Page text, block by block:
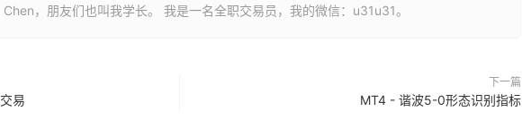
，朋友们也叫我学长。 我是一名全职交易员，我的微信：u31u31。
易
下一篇
MT4 - 谐波5-0形态识别指标